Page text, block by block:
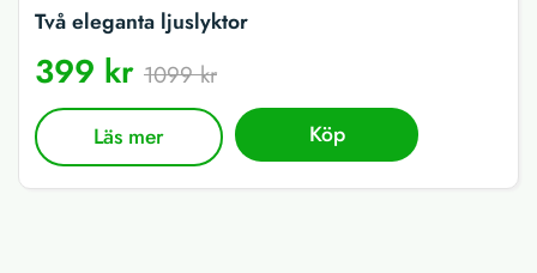
Två eleganta ljuslyktor
399 kr 1099 kr
Läs mer Köp